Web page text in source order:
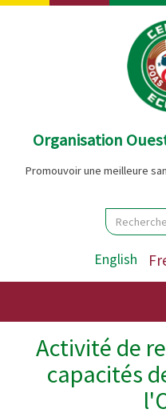
Aller
Organisation
Promouvoir une meilleure
Rechercher
English
Activité de
capacités